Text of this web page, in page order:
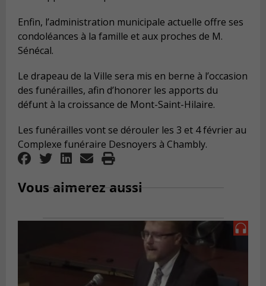
Enfin, l’administration municipale actuelle offre ses
condoléances à la famille et aux proches de M.
Sénécal.
Le drapeau de la Ville sera mis en berne à l’occasion
des funérailles, afin d’honorer les apports du
défunt à la croissance de Mont-Saint-Hilaire.
Les funérailles vont se dérouler les 3 et 4 février au
Complexe funéraire Desnoyers à Chambly.
Vous aimerez aussi